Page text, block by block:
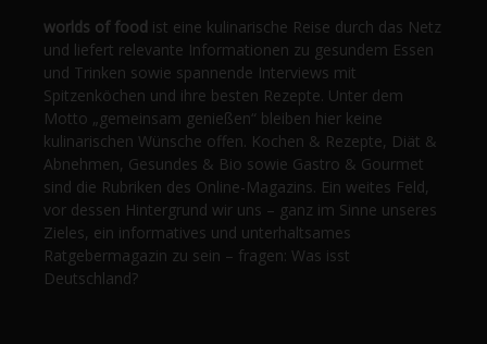
worlds of food ist eine kulinarische Reise durch das Netz
und liefert relevante Informationen zu gesundem Essen
und Trinken sowie spannende Interviews mit
Spitzenköchen und ihre besten Rezepte. Unter dem
Motto „gemeinsam genießen“ bleiben hier keine
kulinarischen Wünsche offen. Kochen & Rezepte, Diät &
Abnehmen, Gesundes & Bio sowie Gastro & Gourmet
sind die Rubriken des Online-Magazins. Ein weites Feld,
vor dessen Hintergrund wir uns – ganz im Sinne unseres
Zieles, ein informatives und unterhaltsames
Ratgebermagazin zu sein – fragen: Was isst
Deutschland?